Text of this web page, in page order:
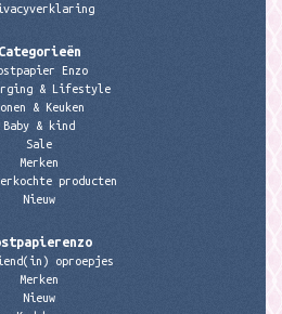
Categorieën
Enzo
& Lifestyle
& Keuken
Baby & kind
Sale
Merken
producten
Nieuw
oproepjes
Merken
Nieuw